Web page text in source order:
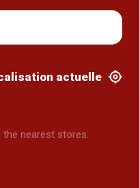
actuelle
the nearest stores.